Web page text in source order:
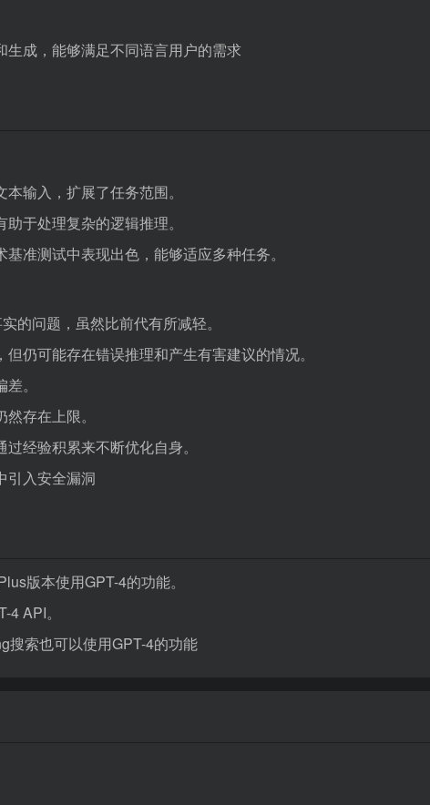
生成，能够满足不同语言用户的需求
本输入，扩展了任务范围。
于处理复杂的逻辑推理。
基准测试中表现出色，能够适应多种任务。
的问题，虽然比前代有所减轻。
但仍可能存在错误推理和产生有害建议的情况。
。
存在上限。
过经验积累来不断优化自身。
引入安全漏洞
版本使用GPT-4的功能。
API。
搜索也可以使用GPT-4的功能